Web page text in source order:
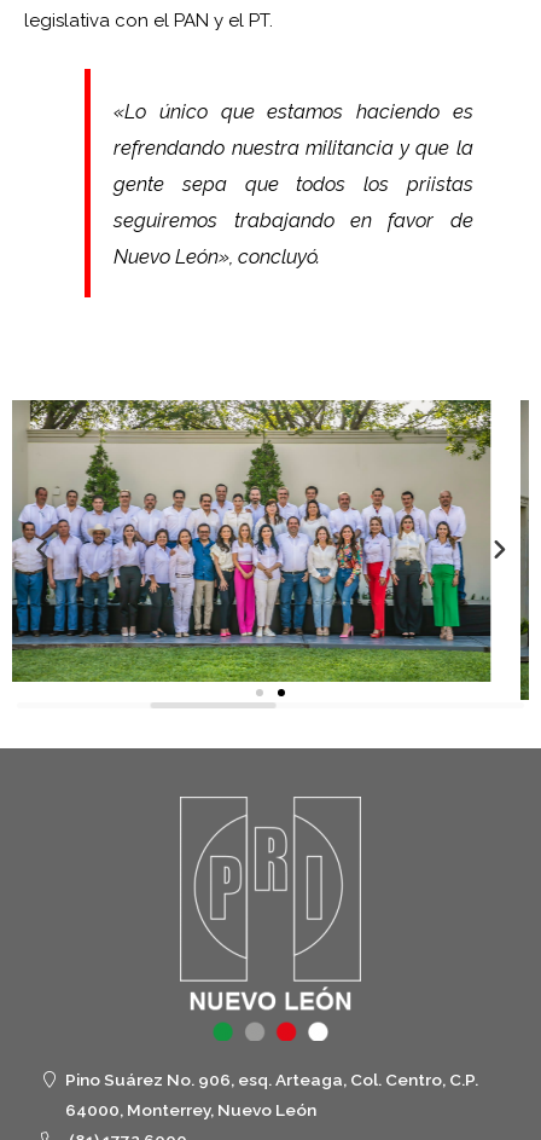
legislativa con el PAN y el PT.
«Lo único que estamos haciendo es
refrendando nuestra militancia y que la
gente sepa que todos los priistas
seguiremos trabajando en favor de
Nuevo León», concluyó.
Pino Suárez No. 906, esq. Arteaga, Col. Centro, C.P.
64000, Monterrey, Nuevo León